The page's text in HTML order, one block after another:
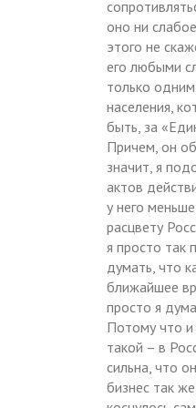
оно ни
этого не
его любыми
только
населения,
быть, за
Причем, он
значит, я
актов
у него
расцвету
я просто так
думать, что
ближайшее
просто я
Потому что и
такой – в
сильна, что
бизнес так